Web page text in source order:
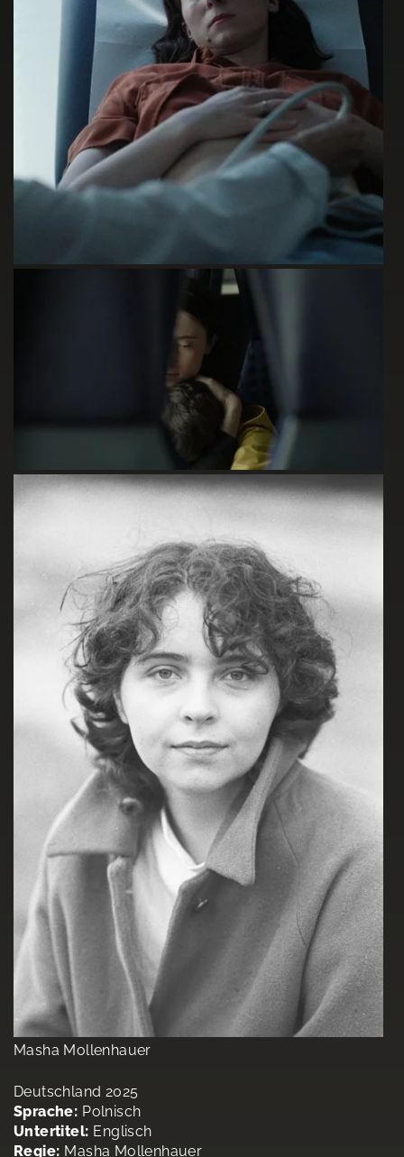
Masha Mollenhauer
Deutschland 2025
Sprache: Polnisch
Untertitel: Englisch
Regie: Masha Mollenhauer